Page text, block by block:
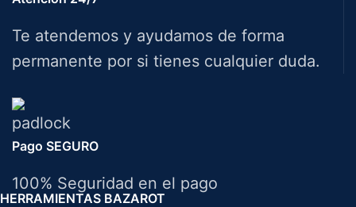
Te atendemos y ayudamos de forma
permanente por si tienes cualquier duda.
Pago SEGURO
100% Seguridad en el pago
HERRAMIENTAS BAZAROT